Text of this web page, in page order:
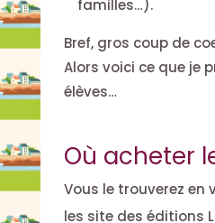
familles…).
Bref, gros coup de
Alors voici ce que je
élèves…
Où acheter
Vous le trouverez en
les site des éditions